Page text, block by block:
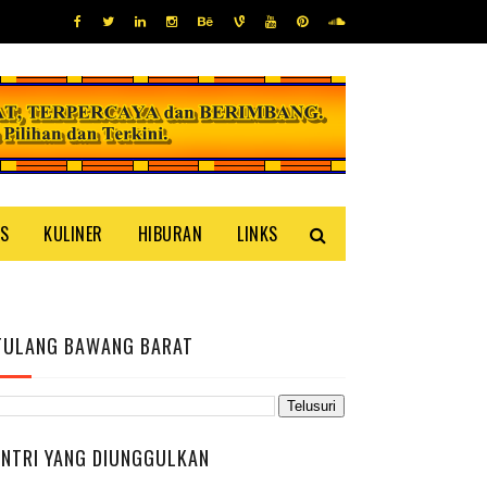
KULINER HIBURAN LINKS
BAWANG BARAT
YANG DIUNGGULKAN